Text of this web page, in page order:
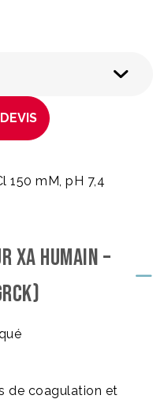
150 mM, pH 7,4
XA HUMAIN –
de coagulation et